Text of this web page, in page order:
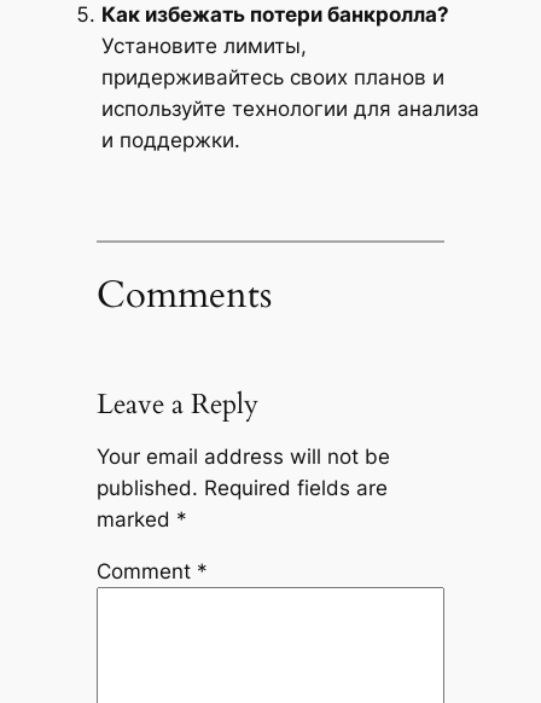
Как избежать потери банкролла?
Установите лимиты,
придерживайтесь своих планов и
используйте технологии для анализа
и поддержки.
Comments
Leave a Reply
Your email address will not be
published. Required fields are
marked *
Comment *